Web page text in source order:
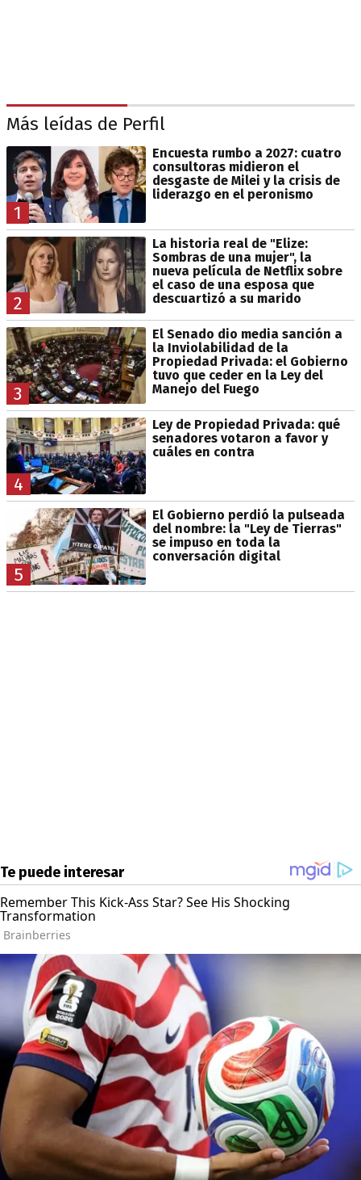
Más leídas de Perfil
1
Encuesta rumbo a 2027: cuatro
consultoras midieron el
desgaste de Milei y la crisis de
liderazgo en el peronismo
2
La historia real de "Elize:
Sombras de una mujer", la
nueva película de Netflix sobre
el caso de una esposa que
descuartizó a su marido
3
El Senado dio media sanción a
la Inviolabilidad de la
Propiedad Privada: el Gobierno
tuvo que ceder en la Ley del
Manejo del Fuego
4
Ley de Propiedad Privada: qué
senadores votaron a favor y
cuáles en contra
5
El Gobierno perdió la pulseada
del nombre: la "Ley de Tierras"
se impuso en toda la
conversación digital